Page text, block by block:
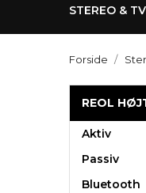
STEREO & TV
Forside
REOL
Aktiv
Passiv
Bluetooth